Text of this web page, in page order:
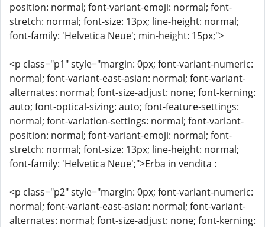
position: normal; font-variant-emoji: normal; font-
stretch: normal; font-size: 13px; line-height: normal;
font-family: 'Helvetica Neue'; min-height: 15px;">
<p class="p1" style="margin: 0px; font-variant-numeric:
normal; font-variant-east-asian: normal; font-variant-
alternates: normal; font-size-adjust: none; font-kerning:
auto; font-optical-sizing: auto; font-feature-settings:
normal; font-variation-settings: normal; font-variant-
position: normal; font-variant-emoji: normal; font-
stretch: normal; font-size: 13px; line-height: normal;
font-family: 'Helvetica Neue';">Erba in vendita :
<p class="p2" style="margin: 0px; font-variant-numeric:
normal; font-variant-east-asian: normal; font-variant-
alternates: normal; font-size-adjust: none; font-kerning: